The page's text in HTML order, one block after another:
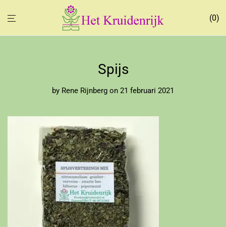
0
Spijs
by Rene Rijnberg on 21 februari 2021